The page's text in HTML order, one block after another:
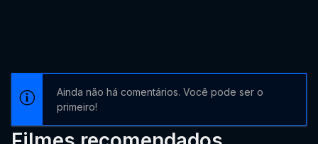
Ainda não há comentários. Você pode ser o
primeiro!